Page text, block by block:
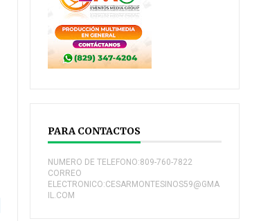
PARA CONTACTOS
NUMERO DE TELEFONO:809-760-7822
CORREO
ELECTRONICO:CESARMONTESINOS59@GMA
IL.COM